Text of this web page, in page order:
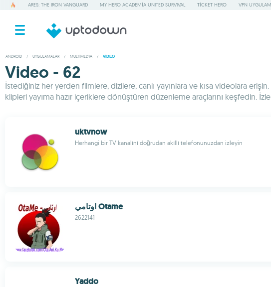
ARES: THE IRON VANGUARD MY HERO ACADEMIA UNITED SURVIVAL TICKET HERO VPN
ANDROID / UYGULAMALAR / MULTIMEDYA / VIDEO
Video - 62
İstediğiniz her yerden filmlere, dizilere, canlı yayınlara ve kısa videolara
klipleri yayıma hazır içeriklere dönüştüren düzenleme araçlarını keşfedin.
uktvnow
Herhangi bir TV kanalını doğrudan akıllı telefonunuzdan izleyin
اوتامي Otame
2622141
Yaddo